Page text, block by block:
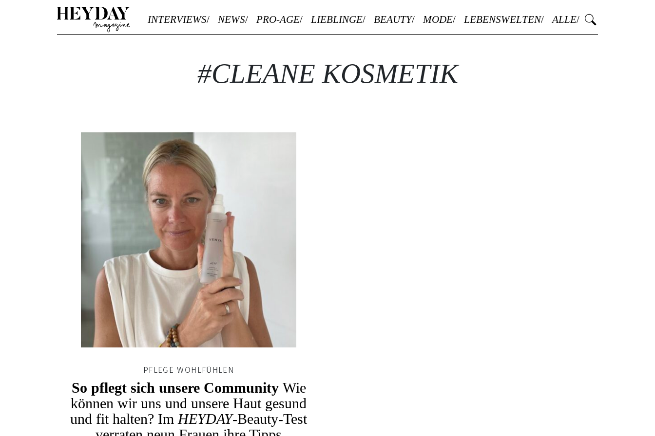
Heyday
INTERVIEWS NEWS PRO-AGE LIEBLINGE BEAUTY MODE LEBENSWELTEN ALLE
#CLEANE KOSMETIK
PFLEGE WOHLFÜHLEN
So pflegt sich unsere Community Wie
können wir uns und unsere Haut gesund
und fit halten? Im HEYDAY-Beauty-Test